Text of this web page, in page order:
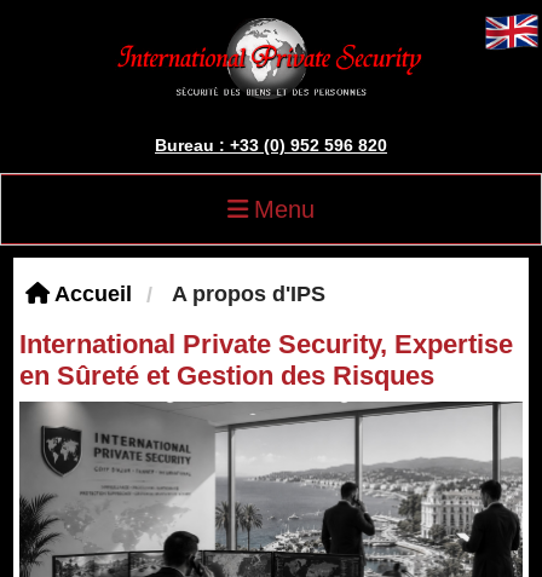
Bureau : +33 (0) 952 596 820
Menu
Accueil A propos d'IPS
International Private Security, Expertise
en Sûreté et Gestion des Risques